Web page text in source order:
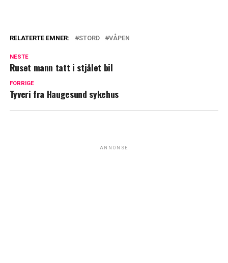
RELATERTE EMNER: STORD VÅPEN
NESTE
Ruset mann tatt i stjålet bil
FORRIGE
Tyveri fra Haugesund sykehus
ANNONSE